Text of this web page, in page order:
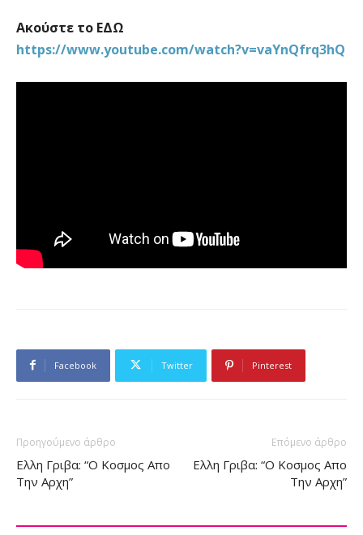
Ακούστε το ΕΔΩ
https://www.youtube.com/watch?v=vaYnQfrq3hQ
Facebook Twitter Pinterest
Προηγούμενο άρθρο
Ελλη Γριβα: “Ο Κοσμος Απο
Την Αρχη”
Επόμενο άρθρο
Ελλη Γριβα: “Ο Κοσμος Απο
Την Αρχη”